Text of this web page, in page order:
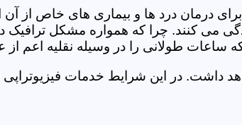
برای درمان درد ها و بیماری های خاص
می کنند. چرا که همواره مشکل ترافیک
ساعات طولانی را در وسیله نقلیه اعم
داشت. در این شرایط خدمات